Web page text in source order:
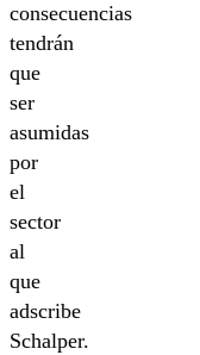
consecuencias
tendrán
que
ser
asumidas
por
el
sector
al
que
adscribe
Schalper.